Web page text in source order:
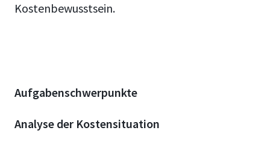
Kostenbewusstsein.
Aufgabenschwerpunkte
Analyse der Kostensituation